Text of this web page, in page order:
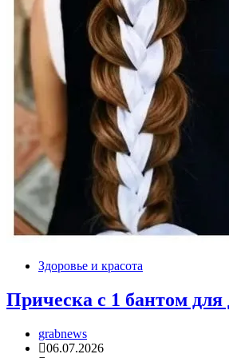
Здоровье и красота
Прическа с 1 бантом для
grabnews
06.07.2026